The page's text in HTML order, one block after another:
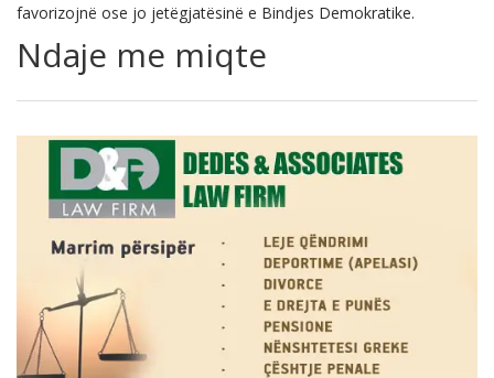
favorizojnë ose jo jetëgjatësinë e Bindjes Demokratike.
Ndaje me miqte